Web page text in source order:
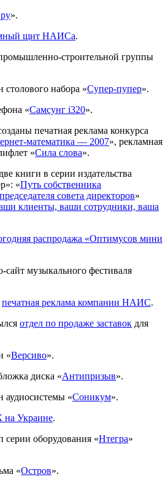
».
щит НАИСа.
строительной группы
столового набора «Супер-пупер».
«Самсунг i320».
печатная реклама конкурса
математика — 2007», рекламная
«Сила слова».
книги в серии издательства
«Путь собственника
совета директоров»
клиенты, ваши сотрудники, ваша
распродажа «Оптимусов мини
музыкального фестиваля
печатная реклама компании НАИС.
отдел по продаже заставок для
«Версиво».
диска «Антипризыв».
аудиосистемы «Соникум».
Украине.
серии оборудования «Нтегра»
«Остров».